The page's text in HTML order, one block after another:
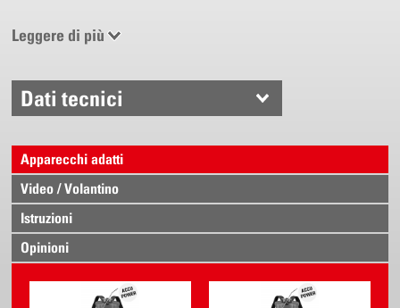
Leggere di più
Dati tecnici
Apparecchi adatti
Video / Volantino
Istruzioni
Opinioni